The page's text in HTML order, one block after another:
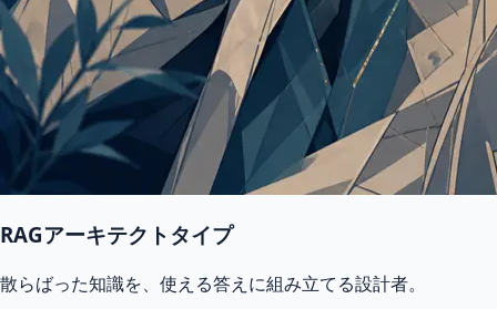
RAGアーキテクトタイプ
散らばった知識を、使える答えに組み立てる設計者。